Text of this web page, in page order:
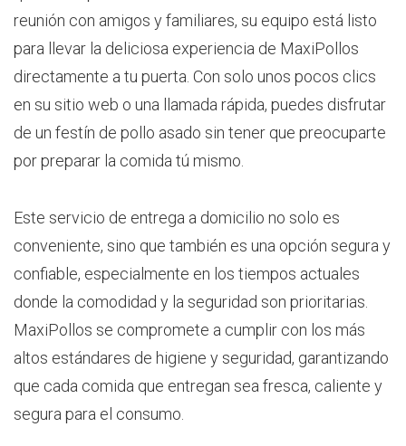
reunión con amigos y familiares, su equipo está listo
para llevar la deliciosa experiencia de MaxiPollos
directamente a tu puerta. Con solo unos pocos clics
en su sitio web o una llamada rápida, puedes disfrutar
de un festín de pollo asado sin tener que preocuparte
por preparar la comida tú mismo.
Este servicio de entrega a domicilio no solo es
conveniente, sino que también es una opción segura y
confiable, especialmente en los tiempos actuales
donde la comodidad y la seguridad son prioritarias.
MaxiPollos se compromete a cumplir con los más
altos estándares de higiene y seguridad, garantizando
que cada comida que entregan sea fresca, caliente y
segura para el consumo.